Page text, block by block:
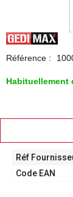
Référence :
Habituellement
Réf
Code EAN